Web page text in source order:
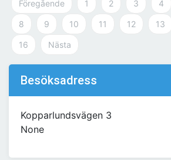
Föregående 1 2 3 4
8 9 10 11 12 13
16 Nästa
Besöksadress
Kopparlundsvägen 3
None